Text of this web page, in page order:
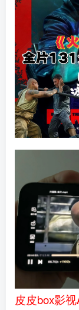
皮皮box影